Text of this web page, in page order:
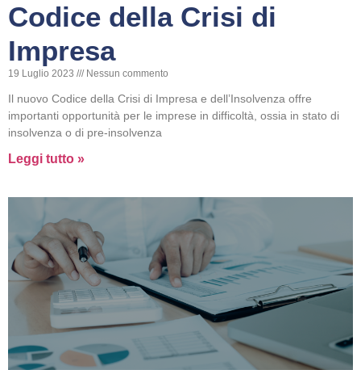
Codice della Crisi di
Impresa
19 Luglio 2023 Nessun commento
Il nuovo Codice della Crisi di Impresa e dell’Insolvenza offre
importanti opportunità per le imprese in difficoltà, ossia in stato di
insolvenza o di pre-insolvenza
Leggi tutto »